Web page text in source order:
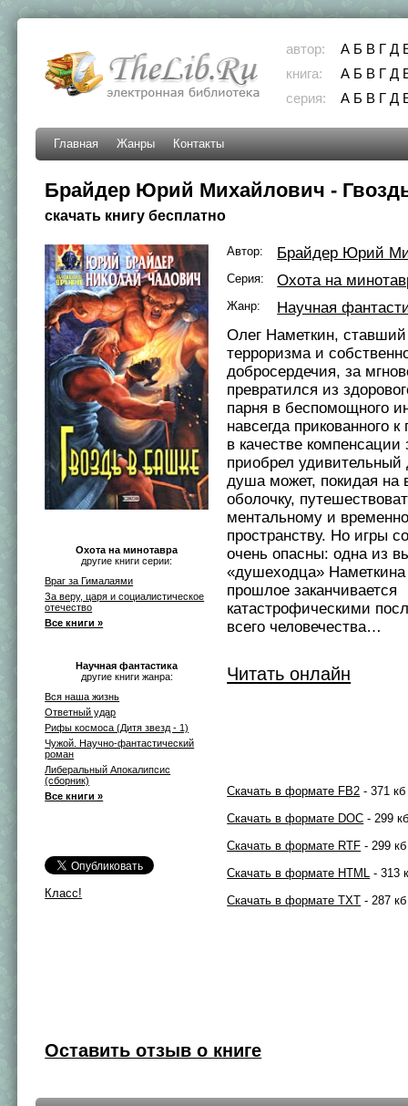
автор: А Б В Г Д
книга:
А Б В Г Д
серия:
А Б В Г Д
Главная Жанры Контакты
Брайдер Юрий Михайлович -
скачать книгу бесплатно
Охота на минотавра
другие книги серии:
Враг за Гималаями
За веру, царя и социалистическое
отечество
Все книги »
Научная фантастика
другие книги жанра:
Вся наша жизнь
Ответный удар
Рифы космоса (Дитя звезд - 1)
Чужой. Научно-фантастический
роман
Либеральный Апокалипсис
(сборник)
Все книги »
Класс!
Автор: Брайдер Юрий
Серия: Охота на
Жанр:
Научная
Олег Наметкин,
терроризма и
добросердечия, за
превратился из
парня в беспомощного
навсегда прикованного
в качестве
приобрел удивительный
душа может, покидая на
оболочку,
ментальному и
пространству. Но игры
очень опасны: одна из
«душеходца» Наметкина
прошлое заканчивается
катастрофическими
всего человечества…
Читать онлайн
Скачать в формате FB2 - 371 кб
Скачать в формате DOC - 299
Скачать в формате RTF - 299 кб
Скачать в формате HTML - 313
Скачать в формате TXT - 287 кб
Оставить отзыв о книге